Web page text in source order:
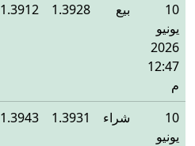
10
يونيو
2026
12:47
م
بيع 1.3928
1.3912
10
يونيو
شراء 1.3931
1.3943